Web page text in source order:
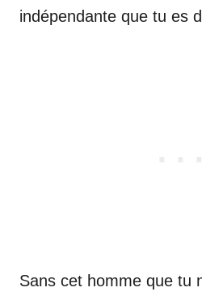
indépendante que tu es
Sans cet homme que tu